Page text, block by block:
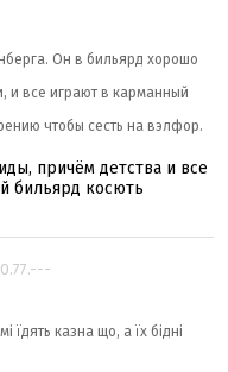
Он в бильярд хорошо
и все играют в карманный
чтобы сесть на вэлфор.
причём детства и все
бильярд косють
їдять казна що, а їх бідні